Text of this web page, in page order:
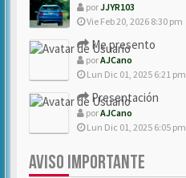
porJJYR103
Vie Feb 20, 2026 8:30 pm
Me presento
porAJCano
Lun Dic 01, 2025 6:21 pm
Presentación
porAJCano
Lun Dic 01, 2025 6:05 pm
AVISO IMPORTANTE